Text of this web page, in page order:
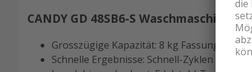
CANDY GD 48SB6-S Waschmaschine
Grosszügige Kapazität: 8 kg
Schnelle Ergebnisse: Schnell-Zyklen und